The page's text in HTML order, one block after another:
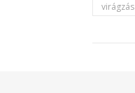
virágzás